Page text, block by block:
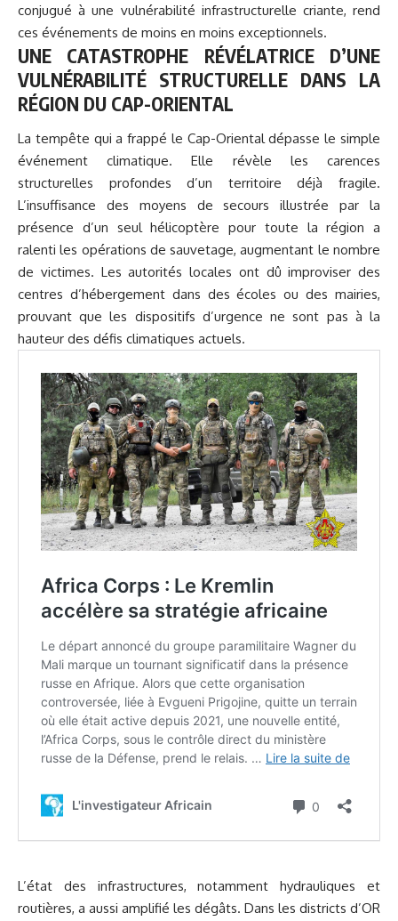
conjugué à une vulnérabilité infrastructurelle criante, rend
ces événements de moins en moins exceptionnels.
UNE CATASTROPHE RÉVÉLATRICE D’UNE
VULNÉRABILITÉ STRUCTURELLE DANS LA
RÉGION DU CAP-ORIENTAL
La tempête qui a frappé le Cap-Orientaldépasse le simple
événement climatique. Elle révèle les carences
structurelles profondes d’un territoire déjà fragile.
L’insuffisance des moyens de secours illustrée par la
présence d’un seul hélicoptère pour toute la région a
ralenti les opérations de sauvetage, augmentant le nombre
de victimes. Les autorités locales ont dû improviser des
centres d’hébergement dans des écoles ou des mairies,
prouvant que les dispositifs d’urgence ne sont pas à la
hauteur des défis climatiques actuels.
L’état des infrastructures, notamment hydrauliques et
routières, a aussi amplifié les dégâts. Dans les districts d’OR